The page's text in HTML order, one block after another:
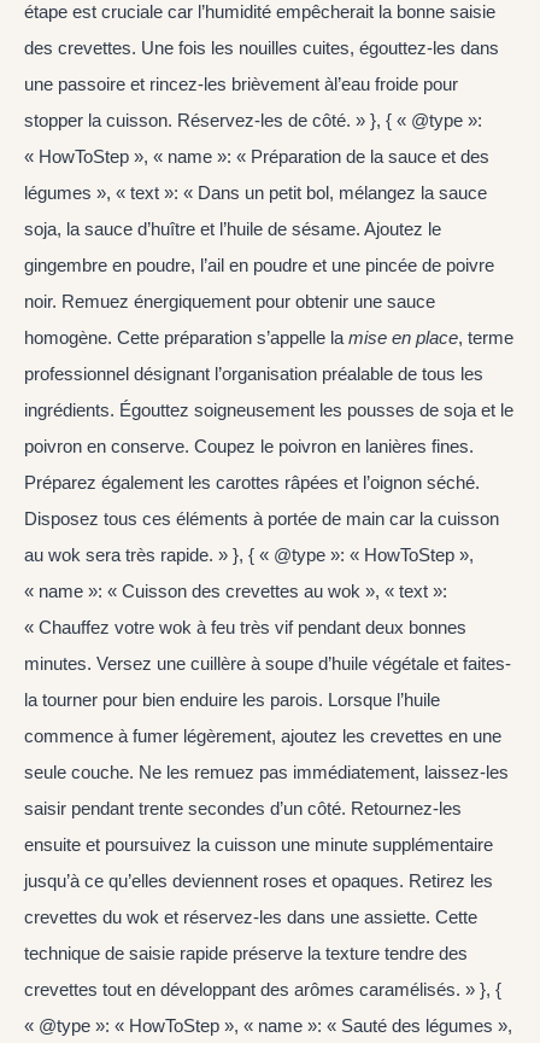
étape est cruciale car l’humidité empêcherait la bonne saisie
des crevettes. Une fois les nouilles cuites, égouttez-les dans
une passoire et rincez-les brièvement àl’eau froide pour
stopper la cuisson. Réservez-les de côté. » }, { « @type »:
« HowToStep », « name »: « Préparation de la sauce et des
légumes », « text »: « Dans un petit bol, mélangez la sauce
soja, la sauce d’huître et l’huile de sésame. Ajoutez le
gingembre en poudre, l’ail en poudre et une pincée de poivre
noir. Remuez énergiquement pour obtenir une sauce
homogène. Cette préparation s’appelle la mise en place, terme
professionnel désignant l’organisation préalable de tous les
ingrédients. Égouttez soigneusement les pousses de soja et le
poivron en conserve. Coupez le poivron en lanières fines.
Préparez également les carottes râpées et l’oignon séché.
Disposez tous ces éléments à portée de main car la cuisson
au wok sera très rapide. » }, { « @type »: « HowToStep »,
« name »: « Cuisson des crevettes au wok », « text »:
« Chauffez votre wok à feu très vif pendant deux bonnes
minutes. Versez une cuillère à soupe d’huile végétale et faites-
la tourner pour bien enduire les parois. Lorsque l’huile
commence à fumer légèrement, ajoutez les crevettes en une
seule couche. Ne les remuez pas immédiatement, laissez-les
saisir pendant trente secondes d’un côté. Retournez-les
ensuite et poursuivez la cuisson une minute supplémentaire
jusqu’à ce qu’elles deviennent roses et opaques. Retirez les
crevettes du wok et réservez-les dans une assiette. Cette
technique de saisie rapide préserve la texture tendre des
crevettes tout en développant des arômes caramélisés. » }, {
« @type »: « HowToStep », « name »: « Sauté des légumes »,